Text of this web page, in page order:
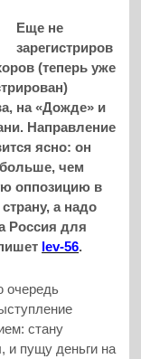
Еще не
зарегистриров
(теперь уже
на «Дожде» и
Направление
ясно: он
чем
оппозицию в
а надо
Россия для
lev-56.
очередь
стану
и пущу деньги на